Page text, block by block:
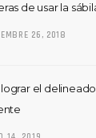
de usar la
26, 2018
el